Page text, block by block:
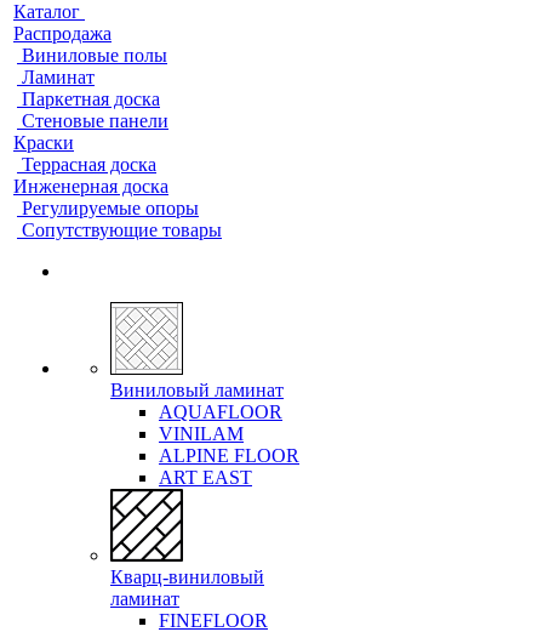
Каталог
Распродажа
Виниловые полы
Ламинат
Паркетная доска
Стеновые панели
Краски
Террасная доска
Инженерная доска
Регулируемые опоры
Сопутствующие товары
Виниловый ламинат
AQUAFLOOR
VINILAM
ALPINE FLOOR
ART EAST
Кварц-виниловый
ламинат
FINEFLOOR